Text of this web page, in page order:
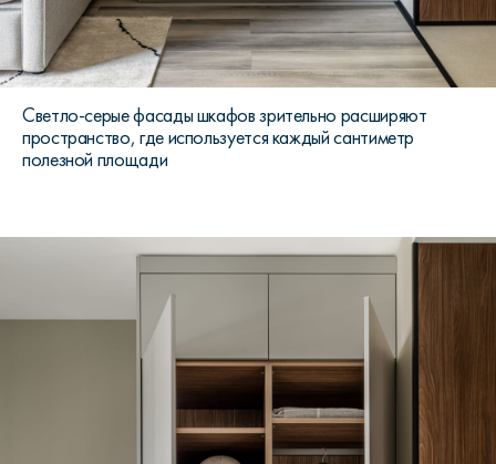
Светло-серые фасады шкафов зрительно расширяют
пространство, где используется каждый сантиметр
полезной площади